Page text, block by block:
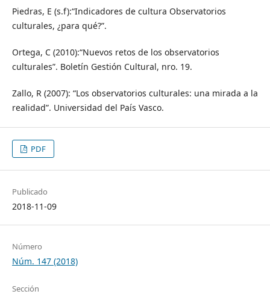
Piedras, E (s.f):“Indicadores de cultura Observatorios
culturales, ¿para qué?”.
Ortega, C (2010):“Nuevos retos de los observatorios
culturales”. Boletín Gestión Cultural, nro. 19.
Zallo, R (2007): “Los observatorios culturales: una mirada a la
realidad”. Universidad del País Vasco.
PDF
Publicado
2018-11-09
Número
Núm. 147 (2018)
Sección